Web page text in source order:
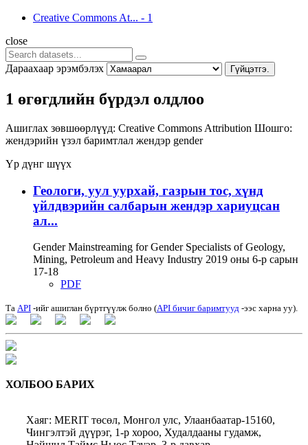
Creative Commons At... - 1
close
Дараахаар эрэмбэлэх Гүйцэтгэ.
1 өгөгдлийн бүрдэл олдлоо
Ашиглах зөвшөөрлүүд: Creative Commons Attribution Шошго:
жендэрийн үзэл баримтлал жендэр gender
Үр дүнг шүүх
Геологи, уул уурхай, газрын тос, хүнд
үйлдвэрийн салбарын жендэр хариуцсан
ал...
Gender Mainstreaming for Gender Specialists of Geology,
Mining, Petroleum and Heavy Industry 2019 оны 6-р сарын
17-18
PDF
Та API -ийг ашиглан бүртгүүлж болно (API бичиг баримтууд -ээс харна уу).
ХОЛБОО БАРИХ
Хаяг: MERIT төсөл, Монгол улс, Улаанбаатар-15160,
Чингэлтэй дүүрэг, 1-р хороо, Худалдааны гудамж,